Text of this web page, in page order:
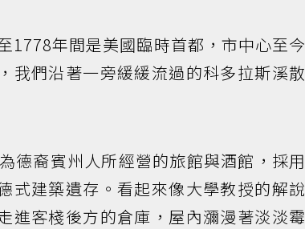
1778年間是美國臨時首都，市中心至今
我們沿著一旁緩緩流過的科多拉斯溪散
德裔賓州人所經營的旅館與酒館，採用
式建築遺存。看起來像大學教授的解說
進客棧後方的倉庫，屋內瀰漫著淡淡霉